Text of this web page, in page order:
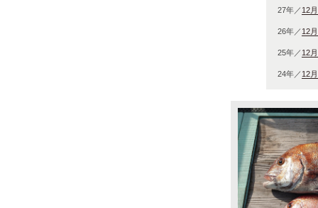
27年／ 12月
26年／ 12月
25年／ 12月
24年／ 12月